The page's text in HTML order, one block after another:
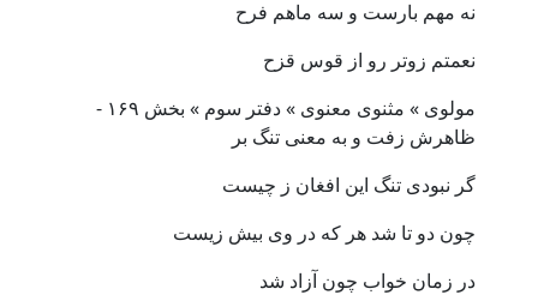
نه مهم بارست و سه ماهم فرح
نعمتم زوتر رو از قوس قزح
مولوی » مثنوی معنوی » دفتر سوم » بخش ۱۶۹ -
ظاهرش زفت و به معنی تنگ بر
گر نبودی تنگ این افغان ز چیست
چون دو تا شد هر که در وی بیش زیست
در زمان خواب چون آزاد شد